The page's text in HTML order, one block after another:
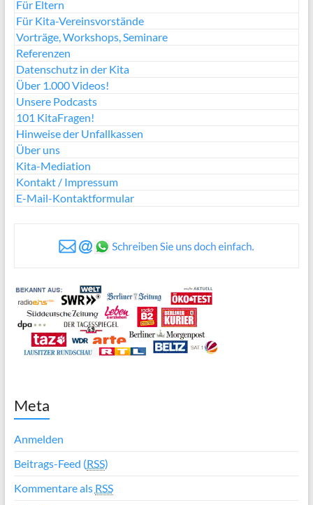
Für Eltern
Für Kita-Vereinsvorstände
Vorträge, Workshops, Seminare
Referenzen
Datenschutz in der Kita
Über 1.000 Videos!
Unsere Podcasts
101 KitaFragen!
Hinweise der Unfallkassen
Über uns
Kita-Mediation
Kontakt / Impressum
E-Mail-Kontaktformular
Meta
Anmelden
Beitrags-Feed (RSS)
Kommentare als RSS